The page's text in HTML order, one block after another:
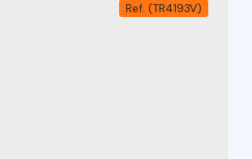
(TR4193V)